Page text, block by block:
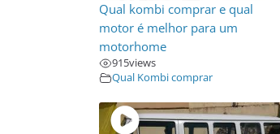
Qual kombi comprar e qual
motor é melhor para um
motorhome
915views
Qual Kombi comprar